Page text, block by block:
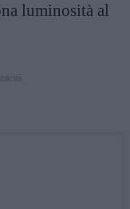
luminosità al